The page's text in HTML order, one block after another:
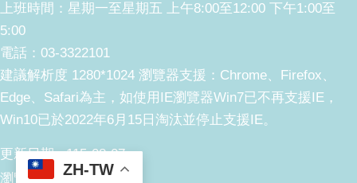
ZH-TW
上班時間：星期一至星期五 上午8:00至12:00 下午1:00至
5:00
電話：03-3322101
建議解析度 1280*1024 瀏覽器支援：Chrome、Firefox、
Edge、Safari為主，如使用IE瀏覽器Win7已不再支援IE，
Win10已於2022年6月15日淘汰並停止支援IE。
更新日期
115-08-07
瀏覽人次
126